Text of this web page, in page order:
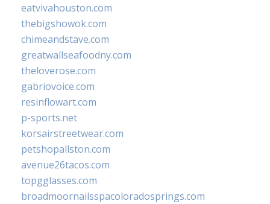
eatvivahouston.com
thebigshowok.com
chimeandstave.com
greatwallseafoodny.com
theloverose.com
gabriovoice.com
resinflowart.com
p-sports.net
korsairstreetwear.com
petshopallston.com
avenue26tacos.com
topgglasses.com
broadmoornailsspacoloradosprings.com